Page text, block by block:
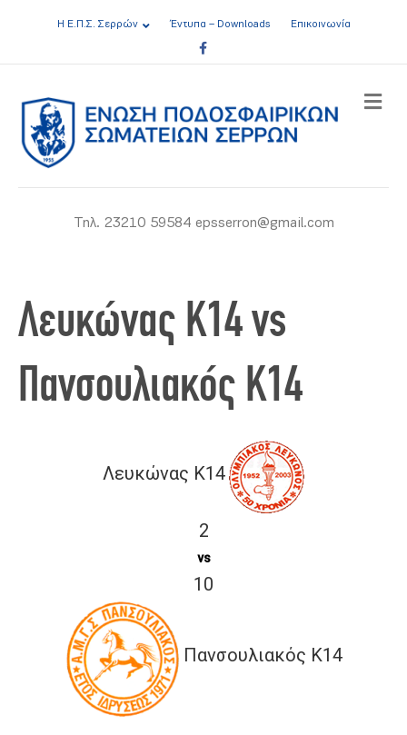
Η Ε.Π.Σ. Σερρών Έντυπα – Downloads
Επικοινωνία
Facebook
Τηλ. 23210 59584 epsserron@gmail.com
Λευκώνας Κ14 vs
Πανσουλιακός Κ14
Λευκώνας Κ14
2
vs
10
Πανσουλιακός Κ14